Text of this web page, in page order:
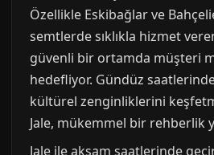
Özellikle Eskibağlar ve
semtlerde sıklıkla hizmet
güvenli bir ortamda müşteri
hedefliyor. Gündüz saatlerinde
kültürel zenginliklerini
Jale, mükemmel bir rehberlik
Jale ile akşam saatlerinde